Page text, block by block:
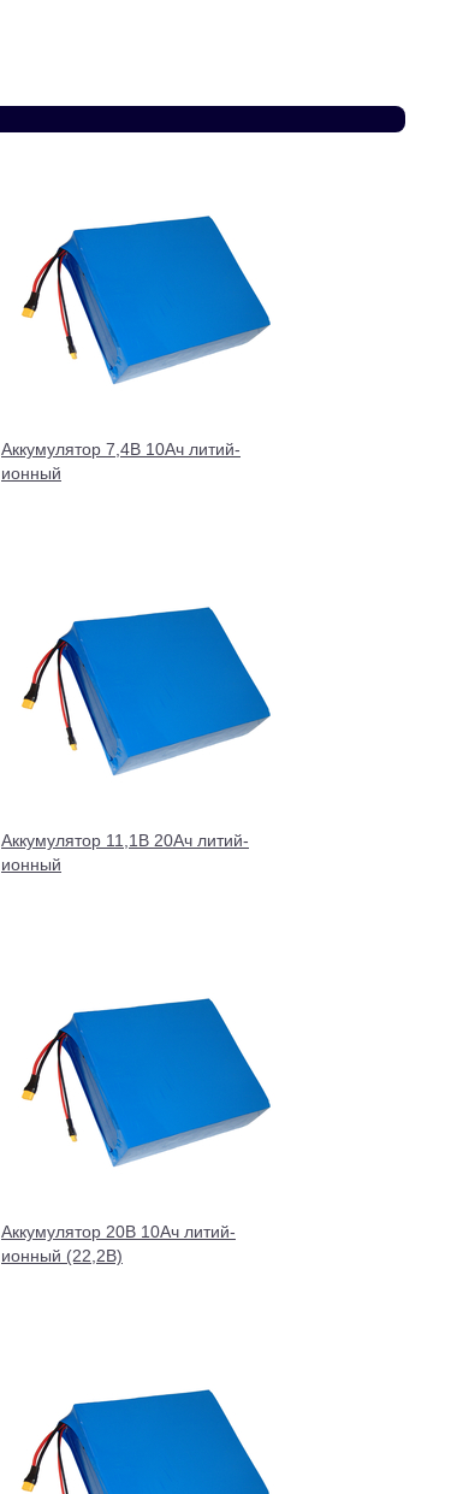
Аккумулятор 7,4В 10Ач литий-
ионный
Аккумулятор 11,1В 20Ач литий-
ионный
Аккумулятор 20В 10Ач литий-
ионный (22,2В)